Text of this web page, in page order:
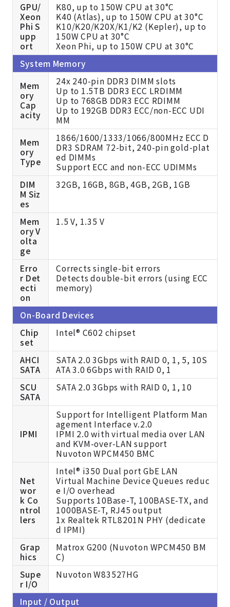
GPU/
Xeon
Phi S
upp
ort
K80, up to 150W CPU at 30°C
K40 (Atlas), up to 150W CPU at 30°C
K10/K20/K20X/K1/K2 (Kepler), up to
150W CPU at 30°C
Xeon Phi, up to 150W CPU at 30°C
System Memory
Mem
ory
Cap
acity
24x 240-pin DDR3 DIMM slots
Up to 1.5TB DDR3 ECC LRDIMM
Up to 768GB DDR3 ECC RDIMM
Up to 192GB DDR3 ECC/non-ECC UDI
MM
Mem
ory
Type
1866/1600/1333/1066/800MHz ECC D
DR3 SDRAM 72-bit, 240-pin gold-plat
ed DIMMs
Support ECC and non-ECC UDIMMs
DIM
M Siz
es
32GB, 16GB, 8GB, 4GB, 2GB, 1GB
Mem
ory V
olta
ge
1.5 V, 1.35 V
Erro
r Det
ecti
on
Corrects single-bit errors
Detects double-bit errors (using ECC
memory)
On-Board Devices
Chip
set
Intel® C602 chipset
AHCI
SATA
SATA 2.0 3Gbps with RAID 0, 1, 5, 10S
ATA 3.0 6Gbps with RAID 0, 1
SCU
SATA
SATA 2.0 3Gbps with RAID 0, 1, 10
IPMI
Support for Intelligent Platform Man
agement Interface v.2.0
IPMI 2.0 with virtual media over LAN
and KVM-over-LAN support
Nuvoton WPCM450 BMC
Net
wor
k Co
ntrol
lers
Intel® i350 Dual port GbE LAN
Virtual Machine Device Queues reduc
e I/O overhead
Supports 10Base-T, 100BASE-TX, and
1000BASE-T, RJ45 output
1x Realtek RTL8201N PHY (dedicate
d IPMI)
Grap
hics
Matrox G200 (Nuvoton WPCM450 BM
C)
Supe
r I/O
Nuvoton W83527HG
Input / Output